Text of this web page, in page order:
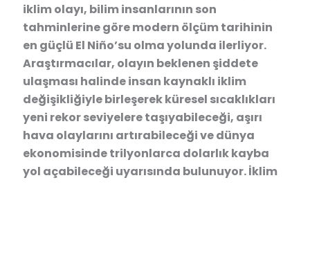
iklim olayı, bilim insanlarının son
tahminlerine göre modern ölçüm tarihinin
en güçlü El Niño’su olma yolunda ilerliyor.
Araştırmacılar, olayın beklenen şiddete
ulaşması halinde insan kaynaklı iklim
değişikliğiyle birleşerek küresel sıcaklıkları
yeni rekor seviyelere taşıyabileceği, aşırı
hava olaylarını artırabileceği ve dünya
ekonomisinde trilyonlarca dolarlık kayba
yol açabileceği uyarısında bulunuyor. İklim